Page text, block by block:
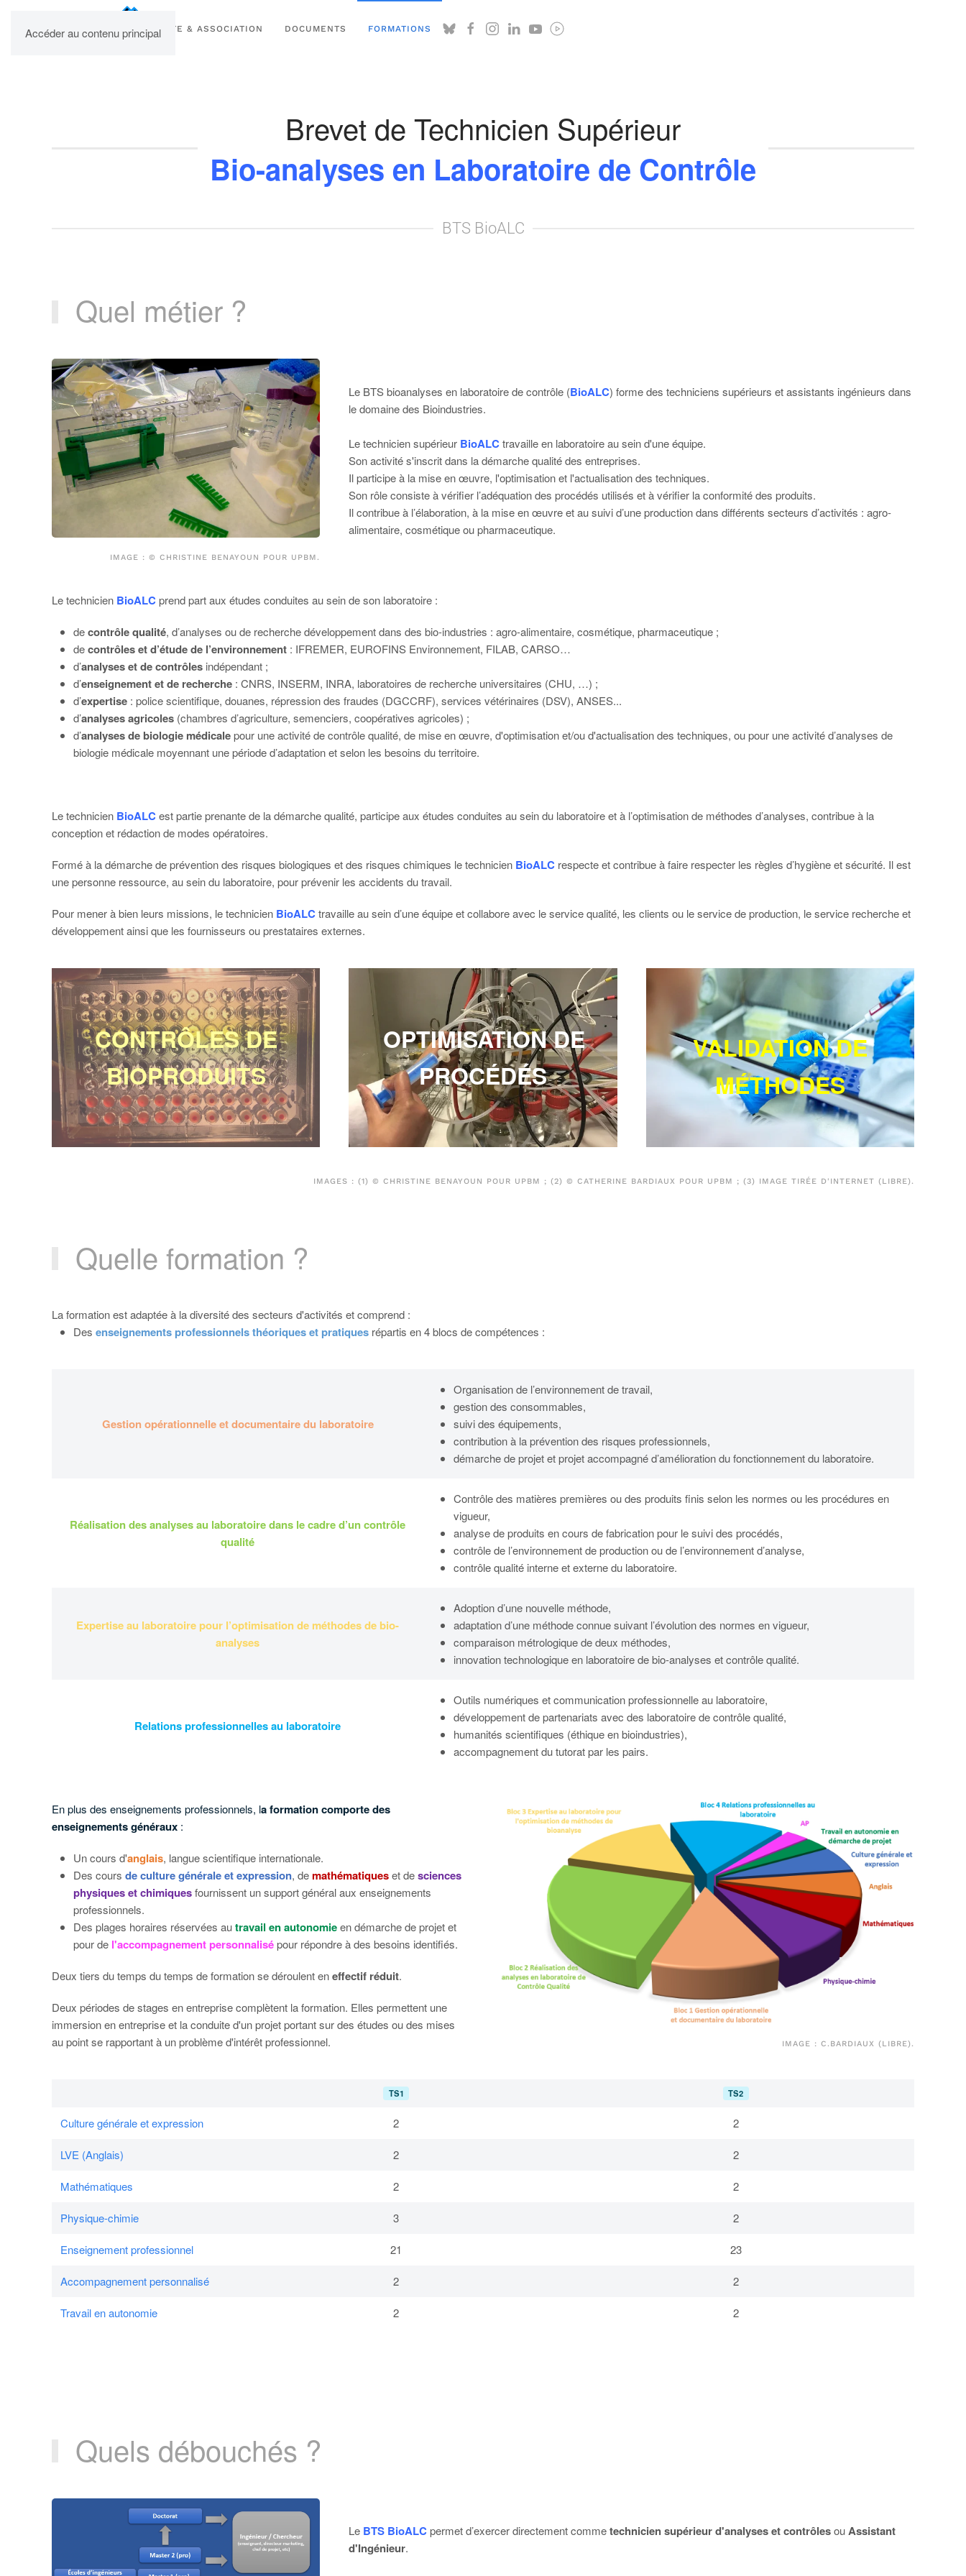
Accéder au contenu principal
UPBM SITE & ASSOCIATION DOCUMENTS FORMATIONS
Brevet de Technicien Supérieur
Bio-analyses en Laboratoire de Contrôle
BTS BioALC
Quel métier ?
IMAGE : © CHRISTINE BENAYOUN POUR UPBM.
Le BTS bioanalyses en laboratoire de contrôle (BioALC) forme des techniciens supérieurs et assistants ingénieurs dans
le domaine des Bioindustries.
Le technicien supérieur BioALC travaille en laboratoire au sein d'une équipe.
Son activité s'inscrit dans la démarche qualité des entreprises.
Il participe à la mise en œuvre, l'optimisation et l'actualisation des techniques.
Son rôle consiste à vérifier l’adéquation des procédés utilisés et à vérifier la conformité des produits.
Il contribue à l’élaboration, à la mise en œuvre et au suivi d’une production dans différents secteurs d’activités : agro-
alimentaire, cosmétique ou pharmaceutique.
Le technicien BioALCprend part aux études conduites au sein de son laboratoire :
decontrôle qualité, d’analyses ou de recherche développement dans des bio-industries : agro-alimentaire, cosmétique, pharmaceutique ;
decontrôles et d’étude de l’environnement : IFREMER, EUROFINS Environnement, FILAB, CARSO…
d’analyses et de contrôles indépendant ;
d’enseignement et de recherche : CNRS, INSERM, INRA, laboratoires de recherche universitaires (CHU, …) ;
d’expertise : police scientifique, douanes, répression des fraudes (DGCCRF), services vétérinaires (DSV), ANSES...
d’analyses agricoles (chambres d’agriculture, semenciers, coopératives agricoles) ;
d’analyses de biologie médicalepour une activité de contrôle qualité, de mise en œuvre, d'optimisation et/ou d'actualisation des techniques, ou pour une activité d’analyses de
biologie médicale moyennant une période d’adaptation et selon les besoins du territoire.
Le technicien BioALCest partie prenante de la démarche qualité, participe aux études conduites au sein du laboratoire et à l’optimisation de méthodes d’analyses, contribue à la
conception et rédaction de modes opératoires.
Formé à la démarche de prévention des risques biologiques et des risques chimiques le technicien BioALC respecte et contribue à faire respecter les règles d’hygiène et sécurité. Il est
une personne ressource, au sein du laboratoire, pour prévenir les accidents du travail.
Pour mener à bien leurs missions, le technicien BioALCtravaille au sein d’une équipe et collabore avec le service qualité, les clients ou le service de production, le service recherche et
développement ainsi que les fournisseurs ou prestataires externes.
CONTRÔLES DE
BIOPRODUITS
OPTIMISATION DE
PROCÉDÉS
VALIDATION DE
MÉTHODES
IMAGES : (1) © CHRISTINE BENAYOUN POUR UPBM ; (2) © CATHERINE BARDIAUX POUR UPBM ; (3) IMAGE TIRÉE D'INTERNET (LIBRE).
Quelle formation ?
La formation est adaptée à la diversité des secteurs d'activités et comprend :
Des enseignements professionnels théoriques et pratiques répartis en 4 blocs de compétences :
Gestion opérationnelle et documentaire du laboratoire
Organisation de l’environnement de travail,
gestion des consommables,
suivi des équipements,
contribution à la prévention des risques professionnels,
démarche de projet et projet accompagné d’amélioration du fonctionnement du laboratoire.
Réalisation des analyses au laboratoire dans le cadre d’un contrôle
qualité
Contrôle des matières premières ou des produits finis selon les normes ou les procédures en
vigueur,
analyse de produits en cours de fabrication pour le suivi des procédés,
contrôle de l’environnement de production ou de l’environnement d’analyse,
contrôle qualité interne et externe du laboratoire.
Expertise au laboratoire pour l’optimisation de méthodes de bio-
analyses
Adoption d’une nouvelle méthode,
adaptation d’une méthode connue suivant l’évolution des normes en vigueur,
comparaison métrologique de deux méthodes,
innovation technologique en laboratoire de bio-analyses et contrôle qualité.
Relations professionnelles au laboratoire
Outils numériques et communication professionnelle au laboratoire,
développement de partenariats avec des laboratoire de contrôle qualité,
humanités scientifiques (éthique en bioindustries),
accompagnement du tutorat par les pairs.
En plus des enseignements professionnels, la formation comporte des
enseignements généraux :
Un cours d'anglais, langue scientifique internationale.
Des cours de culture générale et expression, demathématiqueset desciences
physiques et chimiquesfournissent un support général aux enseignements
professionnels.
Des plages horaires réservées autravail en autonomieen démarche de projet et
pour de l'accompagnement personnalisépour répondre à des besoins identifiés.
Deux tiers du temps du temps de formation se déroulent eneffectif réduit.
Deux périodes de stages en entreprise complètent la formation. Elles permettent une
immersion en entreprise et la conduite d'un projet portant sur des études ou des mises
au point se rapportant à un problème d'intérêt professionnel.
IMAGE : C.BARDIAUX (LIBRE).
TS1 TS2
Culture générale et expression 2 2
LVE (Anglais) 2 2
Mathématiques 2 2
Physique-chimie 3 2
Enseignement professionnel 21 23
Accompagnement personnalisé 2 2
Travail en autonomie 2 2
Quels débouchés ?
Le BTS BioALCpermet d’exercer directement commetechnicien supérieur d'analyses et contrôlesou Assistant
d'Ingénieur.